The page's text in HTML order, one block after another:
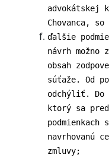
advokátskej
Chovanca,
ďalšie
návrh
obsah
súťaže. Od
odchýliť. Do
ktorý sa
navrhovanú
zmluvy;